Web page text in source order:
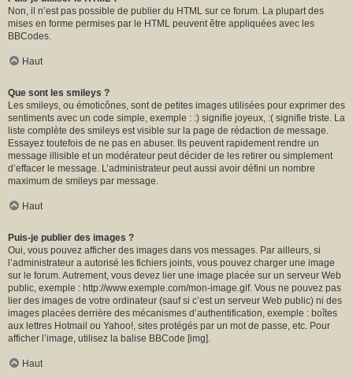
Non, il n’est pas possible de publier du HTML sur ce forum. La plupart des
mises en forme permises par le HTML peuvent être appliquées avec les
BBCodes.
Haut
Que sont les smileys ?
Les smileys, ou émoticônes, sont de petites images utilisées pour exprimer des
sentiments avec un code simple, exemple : :) signifie joyeux, :( signifie triste. La
liste complète des smileys est visible sur la page de rédaction de message.
Essayez toutefois de ne pas en abuser. Ils peuvent rapidement rendre un
message illisible et un modérateur peut décider de les retirer ou simplement
d’effacer le message. L’administrateur peut aussi avoir défini un nombre
maximum de smileys par message.
Haut
Puis-je publier des images ?
Oui, vous pouvez afficher des images dans vos messages. Par ailleurs, si
l’administrateur a autorisé les fichiers joints, vous pouvez charger une image
sur le forum. Autrement, vous devez lier une image placée sur un serveur Web
public, exemple : http://www.exemple.com/mon-image.gif. Vous ne pouvez pas
lier des images de votre ordinateur (sauf si c’est un serveur Web public) ni des
images placées derrière des mécanismes d’authentification, exemple : boîtes
aux lettres Hotmail ou Yahoo!, sites protégés par un mot de passe, etc. Pour
afficher l’image, utilisez la balise BBCode [img].
Haut